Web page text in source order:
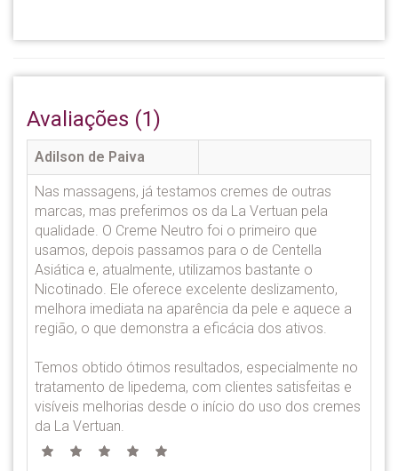
Avaliações (1)
Adilson de Paiva
Nas massagens, já testamos cremes de outras
marcas, mas preferimos os da La Vertuan pela
qualidade. O Creme Neutro foi o primeiro que
usamos, depois passamos para o de Centella
Asiática e, atualmente, utilizamos bastante o
Nicotinado. Ele oferece excelente deslizamento,
melhora imediata na aparência da pele e aquece a
região, o que demonstra a eficácia dos ativos.
Temos obtido ótimos resultados, especialmente no
tratamento de lipedema, com clientes satisfeitas e
visíveis melhorias desde o início do uso dos cremes
da La Vertuan.